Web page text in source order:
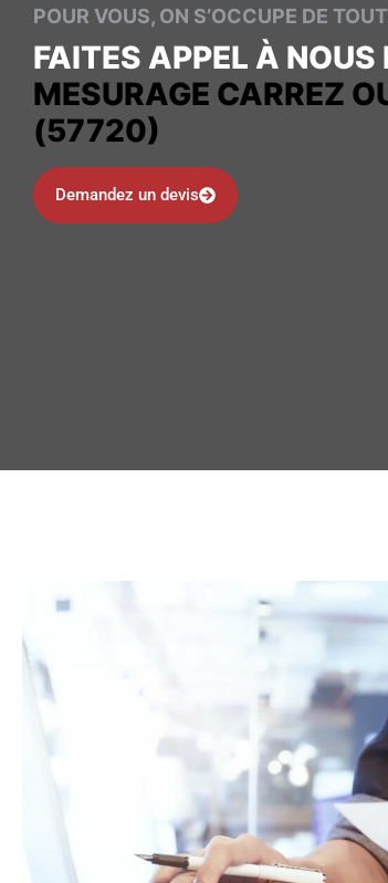
POUR VOUS, ON S’OCCUPE DE
FAITES APPEL À NOUS
MESURAGE CARREZ
(57720)
Demandez un devis